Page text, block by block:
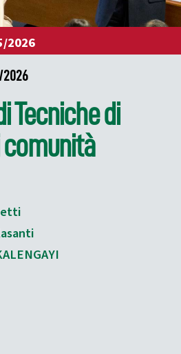
2026
Tecniche di